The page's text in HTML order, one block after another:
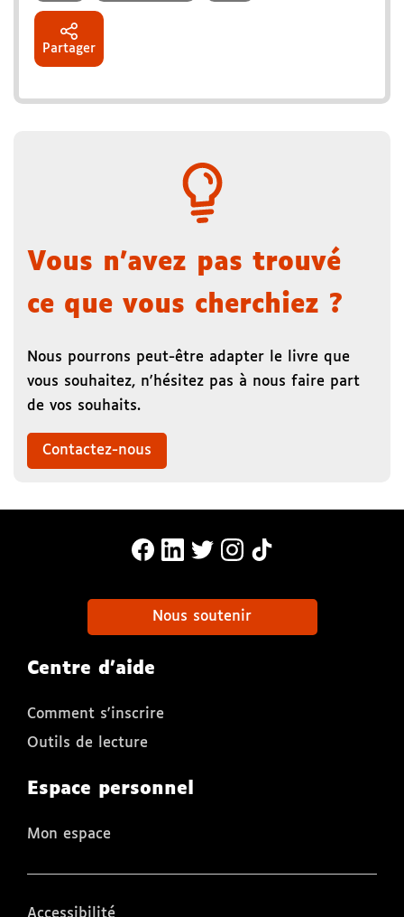
Partager
Vous n'avez pas trouvé
ce que vous cherchiez ?
Nous pourrons peut-être adapter le livre que
vous souhaitez, n'hésitez pas à nous faire part
de vos souhaits.
Contactez-nous
MonaLira Sur Facebook (nouvelle
MonaLira Sur Linkedin
MonaLira Sur Twitter
MonaLira Sur
Nous soutenir
Centre d'aide
Comment s'inscrire
Outils de lecture
Espace personnel
Mon espace
Accessibilité